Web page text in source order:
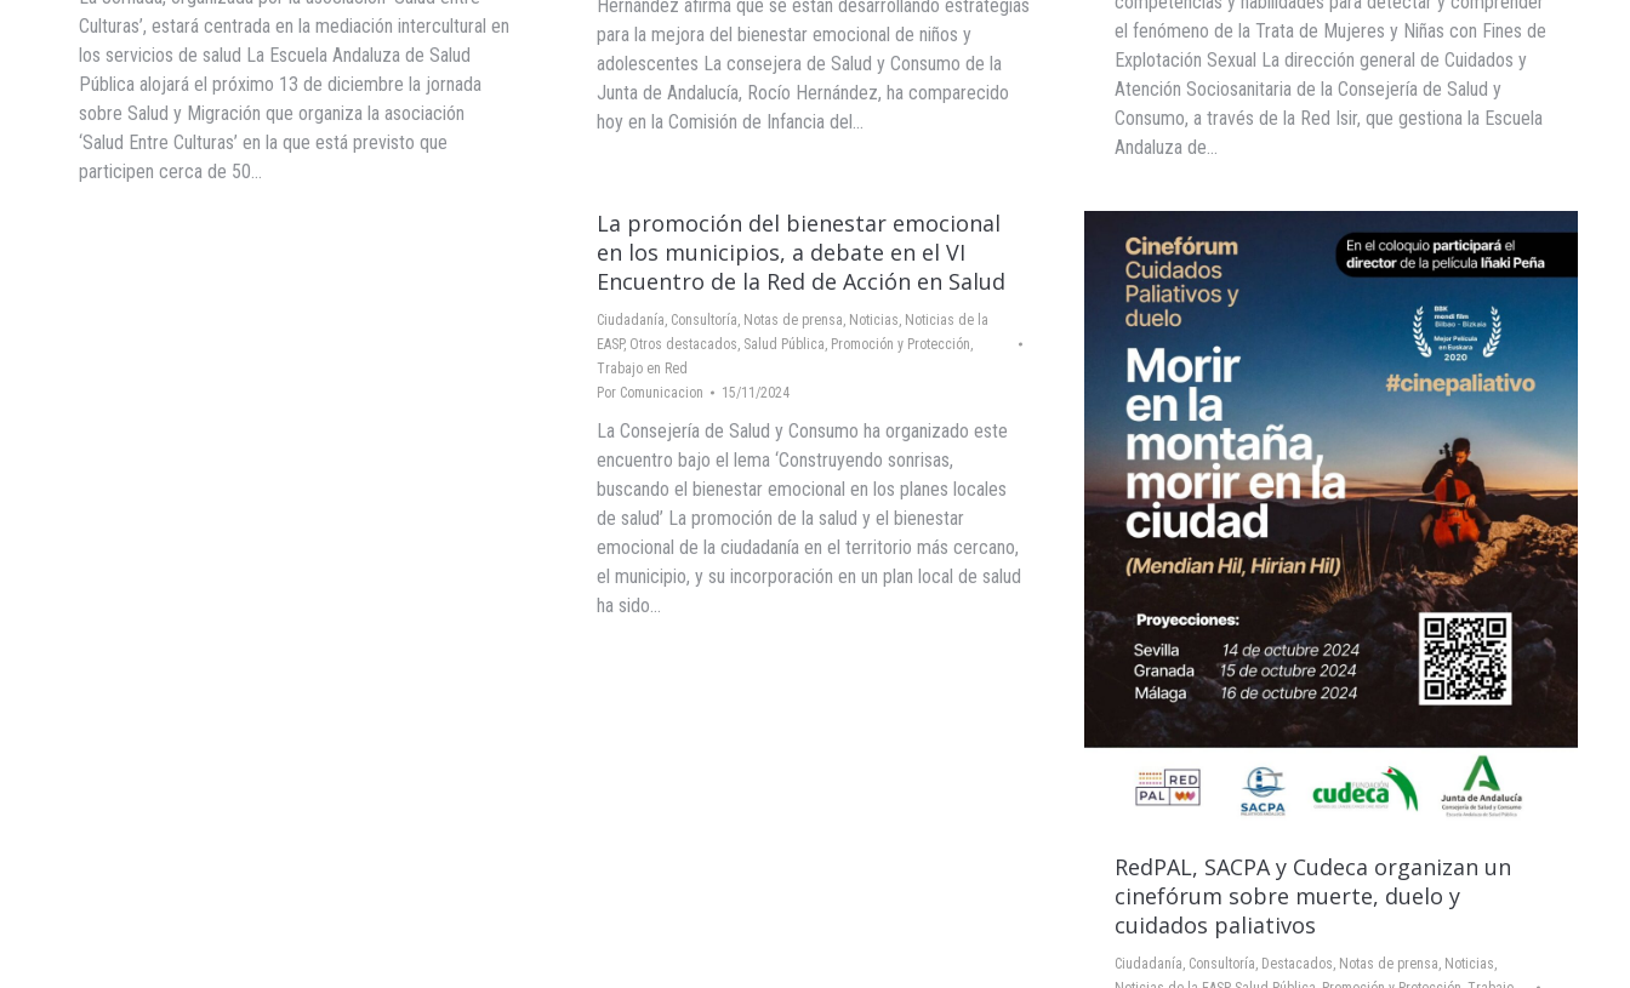
Hernández afirma que se están desarrollando estrategias
para la mejora del bienestar emocional de niños y
adolescentes La consejera de Salud y Consumo de la
Junta de Andalucía, Rocío Hernández, ha comparecido
hoy en la Comisión de Infancia del…
el fenómeno de la Trata de Mujeres y Niñas con Fines de
Explotación Sexual La dirección general de Cuidados y
Atención Sociosanitaria de la Consejería de Salud y
Consumo, a través de la Red Isir, que gestiona la Escuela
Andaluza de…
Culturas’, estará centrada en la mediación intercultural en
los servicios de salud La Escuela Andaluza de Salud
Pública alojará el próximo 13 de diciembre la jornada
sobre Salud y Migración que organiza la asociación
‘Salud Entre Culturas’ en la que está previsto que
participen cerca de 50…
La promoción del bienestar emocional
en los municipios, a debate en el VI
Encuentro de la Red de Acción en Salud
Ciudadanía, Consultoría, Notas de prensa, Noticias, Noticias de la
EASP, Otros destacados, Salud Pública, Promoción y Protección,
Trabajo en Red
Por Comunicacion 15/11/2024
La Consejería de Salud y Consumo ha organizado este
encuentro bajo el lema ‘Construyendo sonrisas,
buscando el bienestar emocional en los planes locales
de salud’ La promoción de la salud y el bienestar
emocional de la ciudadanía en el territorio más cercano,
el municipio, y su incorporación en un plan local de salud
ha sido…
RedPAL, SACPA y Cudeca organizan un
cinefórum sobre muerte, duelo y
cuidados paliativos
Ciudadanía, Consultoría, Destacados, Notas de prensa, Noticias,